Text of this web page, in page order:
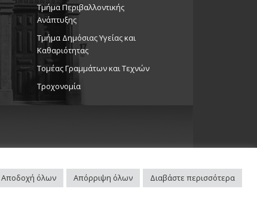
Τμήμα Περιβαλλοντικής
Ανάπτυξης
Tμήμα Δημόσιας Υγείας και
Καθαριότητας
Τομέας Γραμμάτων και Τεχνών
Τροχονομία
Αποδοχή όλων Απόρριψη όλων Διαβάστε περισσότερα